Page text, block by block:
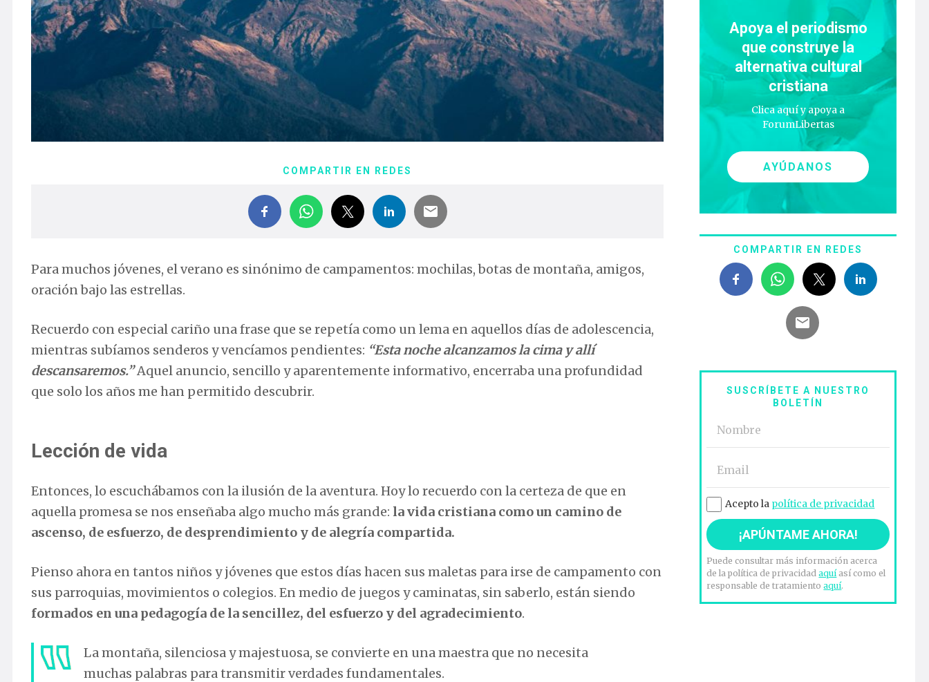
COMPARTIR EN REDES
Para muchos jóvenes, el verano es sinónimo de campamentos: mochilas, botas de montaña, amigos,
oración bajo las estrellas.
Recuerdo con especial cariño una frase que se repetía como un lema en aquellos días de adolescencia,
mientras subíamos senderos y vencíamos pendientes: “Esta noche alcanzamos la cima y allí
descansaremos.”Aquel anuncio, sencillo y aparentemente informativo, encerraba una profundidad
que solo los años me han permitido descubrir.
Lección de vida
Entonces, lo escuchábamos con la ilusión de la aventura. Hoy lo recuerdo con la certeza de que en
aquella promesa se nos enseñaba algo mucho más grande: la vida cristiana como un camino de
ascenso, de esfuerzo, de desprendimiento y de alegría compartida.
Pienso ahora en tantos niños y jóvenes que estos días hacen sus maletas para irse de campamento con
sus parroquias, movimientos o colegios. En medio de juegos y caminatas, sin saberlo, están siendo
formados en una pedagogía de la sencillez, del esfuerzo y del agradecimiento.
La montaña, silenciosa y majestuosa, se convierte en una maestra que no necesita
muchas palabras para transmitir verdades fundamentales.
Apoya el periodismo
que construye la
alternativa cultural
cristiana
Clica aquí y apoya a
ForumLibertas
AYÚDANOS
COMPARTIR EN REDES
SUSCRÍBETE A NUESTRO
BOLETÍN
Acepto la política de privacidad
Puede consultar más información acerca
de la política de privacidadaquíasí como el
responsable de tratamientoaquí.